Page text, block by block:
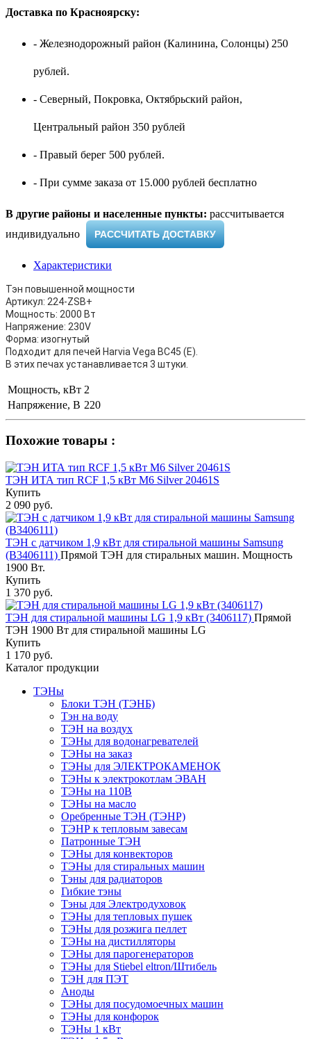
Доставка по Красноярску:
- Железнодорожный район (Калинина, Солонцы) 250
рублей.
- Северный, Покровка, Октябрьский район,
Центральный район 350 рублей
- Правый берег 500 рублей.
- При сумме заказа от 15.000 рублей бесплатно
В другие районы и населенные пункты: рассчитывается
индивидуально ​
РАССЧИТАТЬ ДОСТАВКУ
Характеристики
Тэн повышенной мощности
Артикул: 224-ZSB+
Мощность: 2000 Вт
Напряжение: 230V
Форма: изогнутый
Подходит для печей Harvia Vega BC45 (Е).
В этих печах устанавливается 3 штуки.
Мощность, кВт 2
Напряжение, В 220
Похожие товары :
ТЭН ИТА тип RCF 1,5 кВт M6 Silver 20461S
Купить
2 090 руб.
ТЭН с датчиком 1,9 кВт для стиральной машины Samsung
(B3406111) Прямой ТЭН для стиральных машин. Мощность
1900 Вт.
Купить
1 370 руб.
ТЭН для стиральной машины LG 1,9 кВт (3406117) Прямой
ТЭН 1900 Вт для стиральной машины LG
Купить
1 170 руб.
Каталог продукции
ТЭНы
Блоки ТЭН (ТЭНБ)
Тэн на воду
ТЭН на воздух
ТЭНы для водонагревателей
ТЭНы на заказ
ТЭНы для ЭЛЕКТРОКАМЕНОК
ТЭНы к электрокотлам ЭВАН
ТЭНы на 110В
ТЭНы на масло
Оребренные ТЭН (ТЭНР)
ТЭНР к тепловым завесам
Патронные ТЭН
ТЭНы для конвекторов
ТЭНы для стиральных машин
Тэны для радиаторов
Гибкие тэны
Тэны для Электродуховок
ТЭНы для тепловых пушек
ТЭНы для розжига пеллет
ТЭНы на дистилляторы
ТЭНы для парогенераторов
ТЭНы для Stiebel eltron/Штибель
ТЭН для ПЭТ
Аноды
ТЭНы для посудомоечных машин
ТЭНы для конфорок
ТЭНы 1 кВт